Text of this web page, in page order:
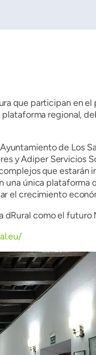
que participan en
regional,
de Los
y Adiper
que
única
el crecimiento
como el futuro